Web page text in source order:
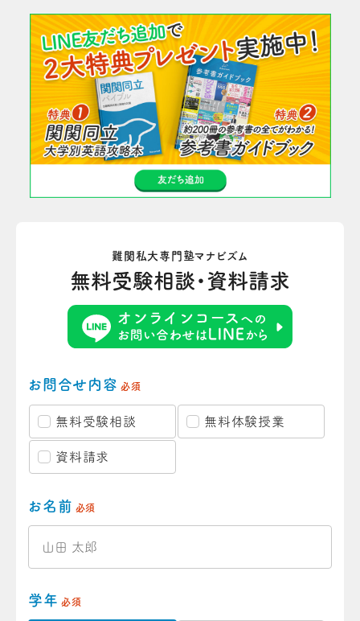
難関私大専門塾マナビズム
無料受験相談・資料請求
お問合せ内容 必須
無料受験相談 無料体験授業
資料請求
お名前 必須
学年 必須